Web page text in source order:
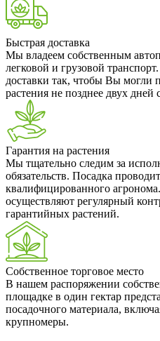
Быстрая доставка
Мы владеем собственным
легковой и грузовой
доставки так, чтобы Вы могли
растения не позднее двух дней
Гарантия на растения
Мы тщательно следим за
обязательств. Посадка
квалифицированного
осуществляют регулярный
гарантийных растений.
Собственное торговое место
В нашем распоряжении
площадке в один гектар
посадочного материала,
крупномеры.